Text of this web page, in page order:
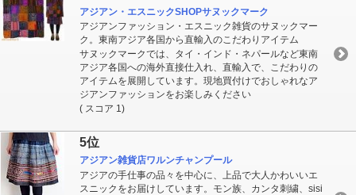
アジアン・エスニックSHOPサヌックマーク
アジアンファッション・エスニック雑貨のサヌックマー
ク。東南アジア各国から直輸入のこだわりアイテム
サヌックマークでは、タイ・インド・ネパールなど東南
アジア各国への海外直接仕入れ、直輸入で、こだわりの
アイテムを展開しています。現地買付けでおしゃれなア
ジアンファッションをお楽しみください
( スコア 1)
5位
アジアン雑貨店ワルンチャンプール
アジアの手仕事の品々を中心に、上品で大人かわいいエ
スニックをお届けしています。モン族、カンタ刺繍、sisi